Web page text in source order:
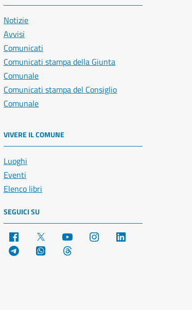
Notizie
Avvisi
Comunicati
Comunicati stampa della Giunta
Comunale
Comunicati stampa del Consiglio
Comunale
VIVERE IL COMUNE
Luoghi
Eventi
Elenco libri
SEGUICI SU
Facebook YouTube Instagram
Telegram WhatsApp